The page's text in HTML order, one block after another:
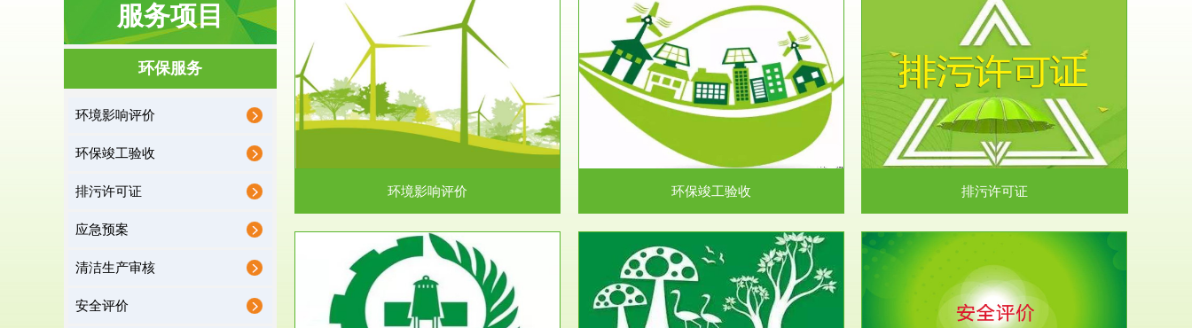
服务项目
环保服务
环境影响评价
环保竣工验收
排污许可证
应急预案
清洁生产审核
安全评价
服务范围
环境影响评价
据《中华人民共和国环境保护法》第十九条 编制
有关开发利用规划，建...
环境影响评价
服务范围
环保竣工验收
根据《建设项目环境保护管理条例》第十七条 编
制环境影响报告书、...
环保竣工验收
服务范围
排污许可证
排污许可申报咨询：（排污许可证）根据《中华
人民共和国环境保护法》...
排污许可证
服务范围 服务范围